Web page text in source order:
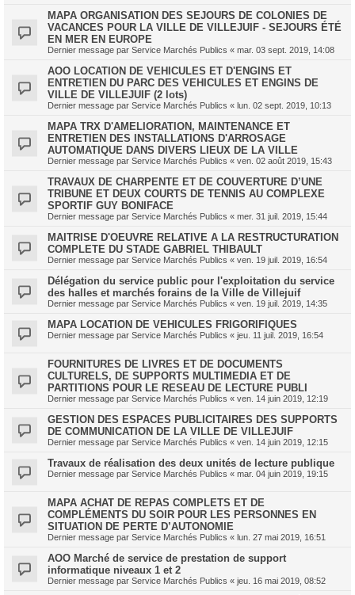
MAPA ORGANISATION DES SEJOURS DE COLONIES DE
VACANCES POUR LA VILLE DE VILLEJUIF - SEJOURS ÉTÉ
EN MER EN EUROPE
Dernier message par Service Marchés Publics « mar. 03 sept. 2019, 14:08
AOO LOCATION DE VEHICULES ET D'ENGINS ET
ENTRETIEN DU PARC DES VEHICULES ET ENGINS DE
VILLE DE VILLEJUIF (2 lots)
Dernier message par Service Marchés Publics « lun. 02 sept. 2019, 10:13
MAPA TRX D'AMELIORATION, MAINTENANCE ET
ENTRETIEN DES INSTALLATIONS D'ARROSAGE
AUTOMATIQUE DANS DIVERS LIEUX DE LA VILLE
Dernier message par Service Marchés Publics « ven. 02 août 2019, 15:43
TRAVAUX DE CHARPENTE ET DE COUVERTURE D’UNE
TRIBUNE ET DEUX COURTS DE TENNIS AU COMPLEXE
SPORTIF GUY BONIFACE
Dernier message par Service Marchés Publics « mer. 31 juil. 2019, 15:44
MAITRISE D'OEUVRE RELATIVE A LA RESTRUCTURATION
COMPLETE DU STADE GABRIEL THIBAULT
Dernier message par Service Marchés Publics « ven. 19 juil. 2019, 16:54
Délégation du service public pour l'exploitation du service
des halles et marchés forains de la Ville de Villejuif
Dernier message par Service Marchés Publics « ven. 19 juil. 2019, 14:35
MAPA LOCATION DE VEHICULES FRIGORIFIQUES
Dernier message par Service Marchés Publics « jeu. 11 juil. 2019, 16:54
FOURNITURES DE LIVRES ET DE DOCUMENTS
CULTURELS, DE SUPPORTS MULTIMEDIA ET DE
PARTITIONS POUR LE RESEAU DE LECTURE PUBLI
Dernier message par Service Marchés Publics « ven. 14 juin 2019, 12:19
GESTION DES ESPACES PUBLICITAIRES DES SUPPORTS
DE COMMUNICATION DE LA VILLE DE VILLEJUIF
Dernier message par Service Marchés Publics « ven. 14 juin 2019, 12:15
Travaux de réalisation des deux unités de lecture publique
Dernier message par Service Marchés Publics « mar. 04 juin 2019, 19:15
MAPA ACHAT DE REPAS COMPLETS ET DE
COMPLÉMENTS DU SOIR POUR LES PERSONNES EN
SITUATION DE PERTE D’AUTONOMIE
Dernier message par Service Marchés Publics « lun. 27 mai 2019, 16:51
AOO Marché de service de prestation de support
informatique niveaux 1 et 2
Dernier message par Service Marchés Publics « jeu. 16 mai 2019, 08:52